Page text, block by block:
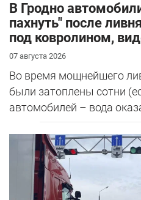
В Гродно
пахнуть" после
под ковролином,
07 августа 2026
Во время мощнейшего
были затоплены сотни
автомобилей – вода